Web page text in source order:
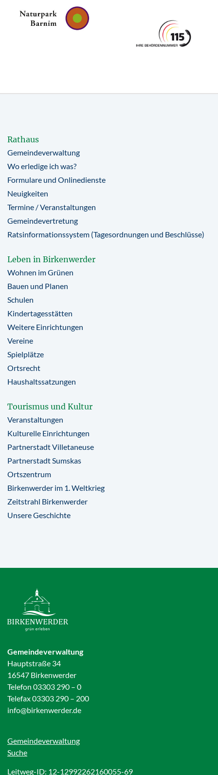
Rathaus
Gemeindeverwaltung
Wo erledige ich was?
Formulare und Onlinedienste
Neuigkeiten
Termine / Veranstaltungen
Gemeindevertretung
Ratsinformationssystem (Tagesordnungen und Beschlüsse)
Leben in Birkenwerder
Wohnen im Grünen
Bauen und Planen
Schulen
Kindertagesstätten
Weitere Einrichtungen
Vereine
Spielplätze
Ortsrecht
Haushaltssatzungen
Tourismus und Kultur
Veranstaltungen
Kulturelle Einrichtungen
Partnerstadt Villetaneuse
Partnerstadt Sumskas
Ortszentrum
Birkenwerder im 1. Weltkrieg
Zeitstrahl Birkenwerder
Unsere Geschichte
Gemeindeverwaltung
Hauptstraße 34
16547 Birkenwerder
Telefon 03303 290 – 0
Telefax 03303 290 – 200
info@birkenwerder.de
Gemeindeverwaltung
Suche
Leitweg-ID: 12-12992262160055-69